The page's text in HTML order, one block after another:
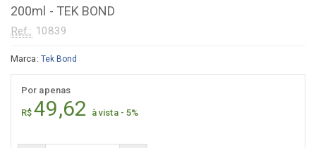
200ml - TEK BOND
Ref.: 10839
Marca: Tek Bond
Por apenas
R$49,62 à vista - 5%